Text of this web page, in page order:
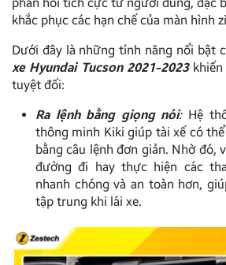
khắc phục các hạn chế của màn hình
Dưới đây là những tính năng nổi bật
xe Hyundai Tucson 2021-2023khiến
tuyệt đối:
Ra lệnh bằng giọng nói:Hệ
thông minh Kiki giúp tài xế có
bằng câu lệnh đơn giản. Nhờ đó,
đường đi hay thực hiện các
nhanh chóng và an toàn hơn,
tập trung khi lái xe.